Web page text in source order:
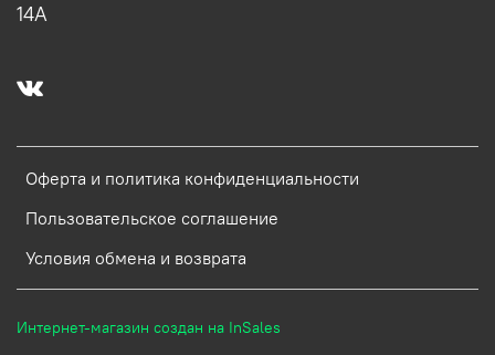
Оферта и политика конфиденциальности
Пользовательское соглашение
Условия обмена и возврата
14А
Интернет-магазин создан на InSales